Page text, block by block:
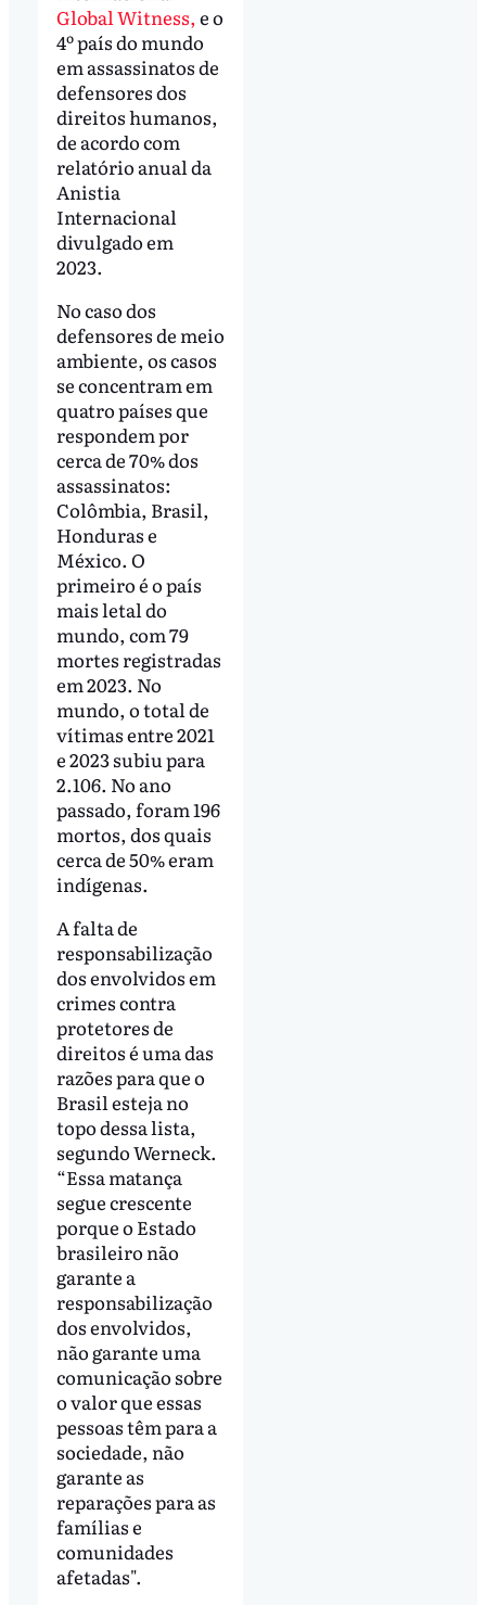
Global Witness, e o
4º país do mundo
em assassinatos de
defensores dos
direitos humanos,
de acordo com
relatório anual da
Anistia
Internacional
divulgado em
2023.
No caso dos
defensores de meio
ambiente, os casos
se concentram em
quatro países que
respondem por
cerca de 70% dos
assassinatos:
Colômbia, Brasil,
Honduras e
México. O
primeiro é o país
mais letal do
mundo, com 79
mortes registradas
em 2023. No
mundo, o total de
vítimas entre 2021
e 2023 subiu para
2.106. No ano
passado, foram 196
mortos, dos quais
cerca de 50% eram
indígenas.
A falta de
responsabilização
dos envolvidos em
crimes contra
protetores de
direitos é uma das
razões para que o
Brasil esteja no
topo dessa lista,
segundo Werneck.
“Essa matança
segue crescente
porque o Estado
brasileiro não
garante a
responsabilização
dos envolvidos,
não garante uma
comunicação sobre
o valor que essas
pessoas têm para a
sociedade, não
garante as
reparações para as
famílias e
comunidades
afetadas".